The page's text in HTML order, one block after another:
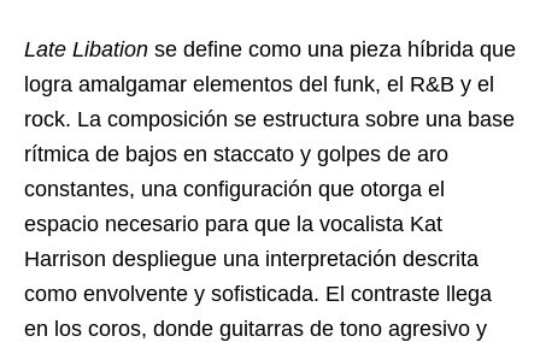
Late Libation se define como una pieza híbrida que
logra amalgamar elementos del funk, el R&B y el
rock. La composición se estructura sobre una base
rítmica de bajos en staccato y golpes de aro
constantes, una configuración que otorga el
espacio necesario para que la vocalista Kat
Harrison despliegue una interpretación descrita
como envolvente y sofisticada. El contraste llega
en los coros, donde guitarras de tono agresivo y